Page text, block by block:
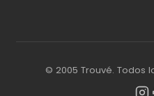
© 2005 Trouvé. Todos